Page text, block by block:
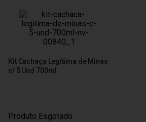
Kit Cachaça Legítima de Minas
c/ 5 Und 700ml
Produto Esgotado